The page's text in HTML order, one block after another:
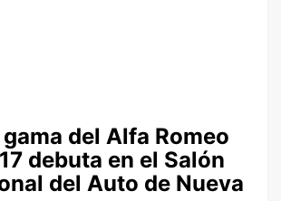
del Alfa Romeo
debuta en el Salón
del Auto de Nueva